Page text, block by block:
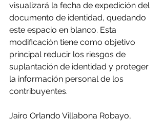
visualizará la fecha de expedición del
documento de identidad, quedando
este espacio en blanco. Esta
modificación tiene como objetivo
principal reducir los riesgos de
suplantación de identidad y proteger
la información personal de los
contribuyentes.
Jairo Orlando Villabona Robayo,